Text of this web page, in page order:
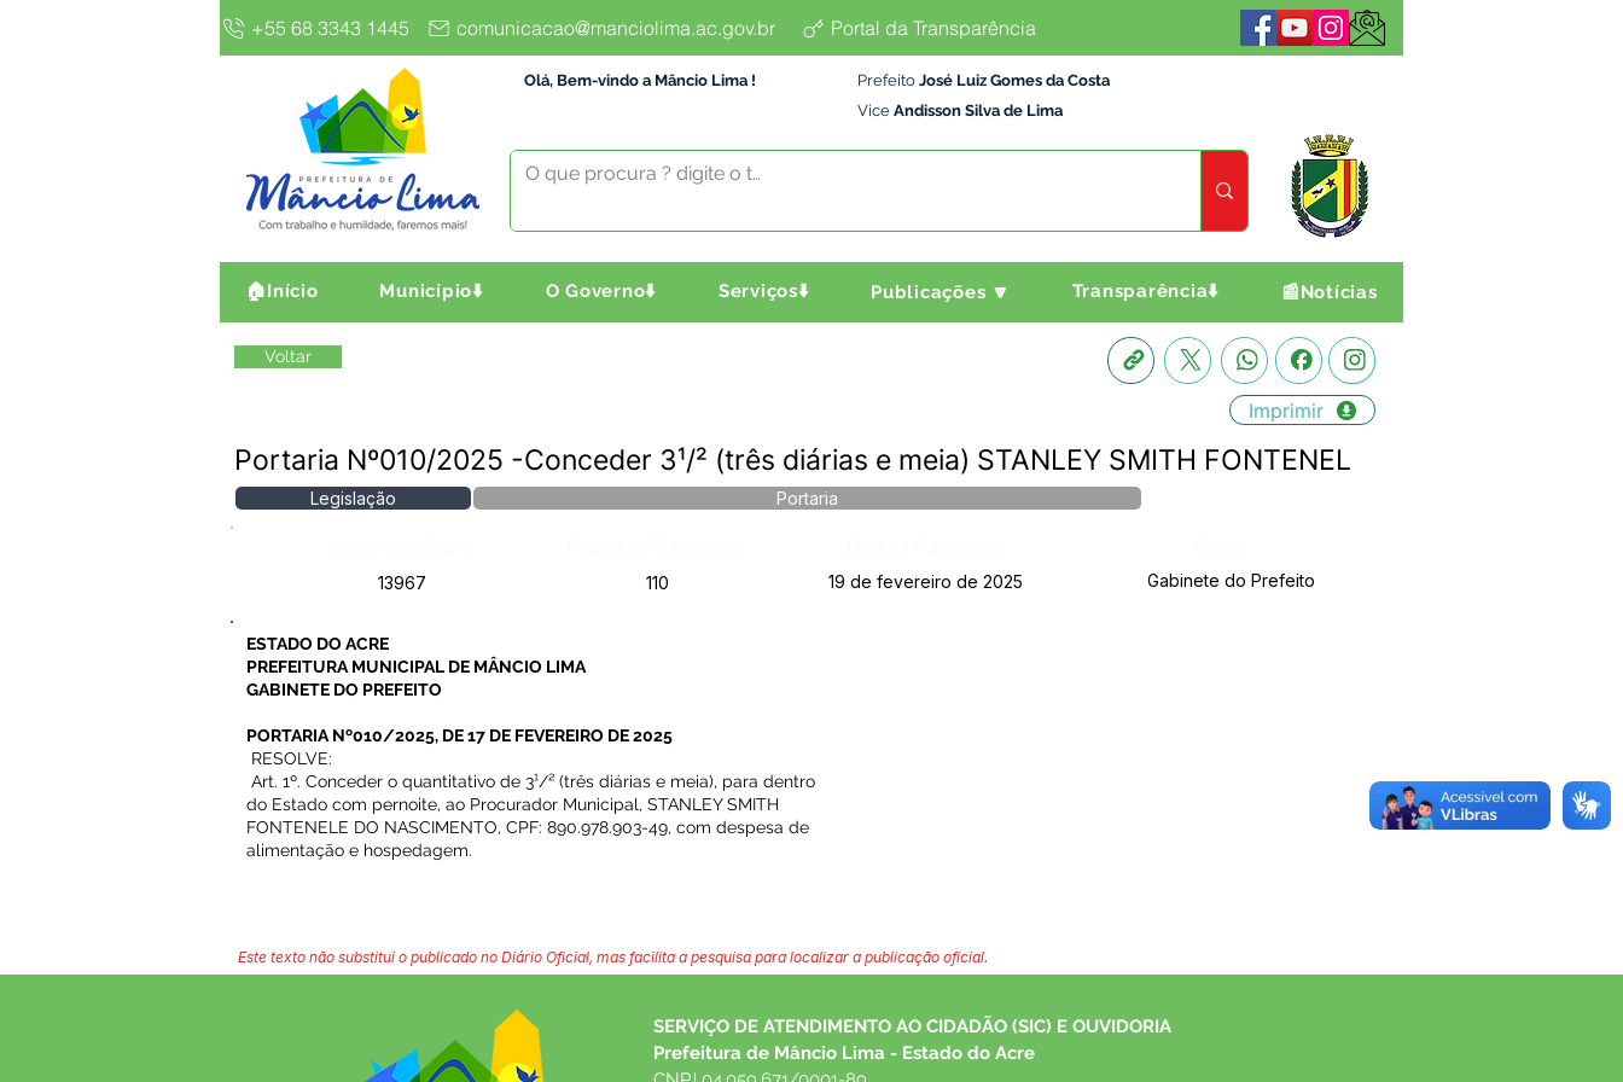
+55 68 3343 1445 comunicacao@manciolima.ac.gov.br Portal da Transparência
Olá, Bem-vindo a Mâncio Lima ! Prefeito José Luiz Gomes da Costa
Vice Andisson Silva de Lima
🏠Início Município⬇️ O Governo⬇️ Serviços⬇️ Publicações 🔽 Transparência⬇️ 📰Notícias
Voltar
Imprimir
Portaria Nº010/2025 -Conceder 3¹/² (três diárias e meia) STANLEY SMITH FONTENEL
Legislação Portaria
13967
110 19 de fevereiro de 2025 Gabinete do Prefeito
ESTADO DO ACRE
PREFEITURA MUNICIPAL DE MÂNCIO LIMA
GABINETE DO PREFEITO
PORTARIA Nº010/2025, DE 17 DE FEVEREIRO DE 2025
RESOLVE:
Art. 1º. Conceder o quantitativo de 3¹/² (três diárias e meia), para dentro
do Estado com pernoite, ao Procurador Municipal, STANLEY SMITH
FONTENELE DO NASCIMENTO, CPF: 890.978.903-49, com despesa de
alimentação e hospedagem.
Este texto não substitui o publicado no Diário Oficial, mas facilita a pesquisa para localizar a publicação oficial.
SERVIÇO DE ATENDIMENTO AO CIDADÃO (SIC) E OUVIDORIA
Prefeitura de Mâncio Lima - Estado do Acre